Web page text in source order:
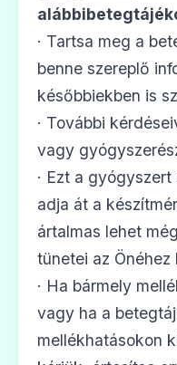
Diclofenac
· Tartsa meg a
benne szereplő
későbbiekben is
· További
vagy
· Ezt a
adja át a
ártalmas lehet
tünetei az Önéhez
· Ha bármely
vagy ha a
mellékhatásokon